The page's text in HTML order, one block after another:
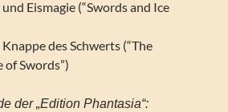
Eismagie (“Swords and Ice
des Schwerts (“The
of Swords”)
der „Edition Phantasia“: